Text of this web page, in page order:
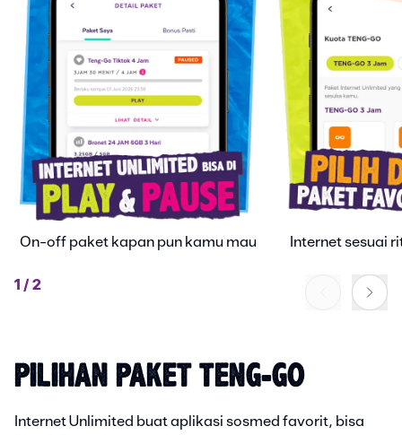
On-off paket kapan pun kamu mau Internet sesuai
1 / 2
PILIHAN PAKET TENG-GO
Internet Unlimited buat aplikasi sosmed favorit, bisa